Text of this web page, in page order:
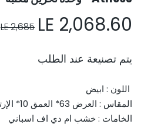
LE 2,068.60
LE 2,685
يتم تصنيعة عند الطلب
اللون : ابيض
المقاس : العرض 63* العمق 10* الإرتفاع 80 سم
الخامات : خشب ام دي اف اسباني